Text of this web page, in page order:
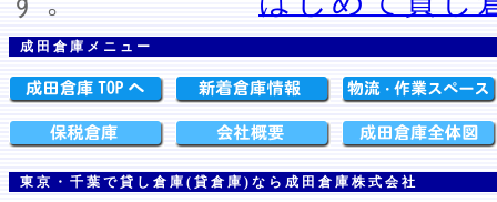
成田倉庫メニュー
東京・千葉で貸し倉庫(貸倉庫)なら成田倉庫株式会社